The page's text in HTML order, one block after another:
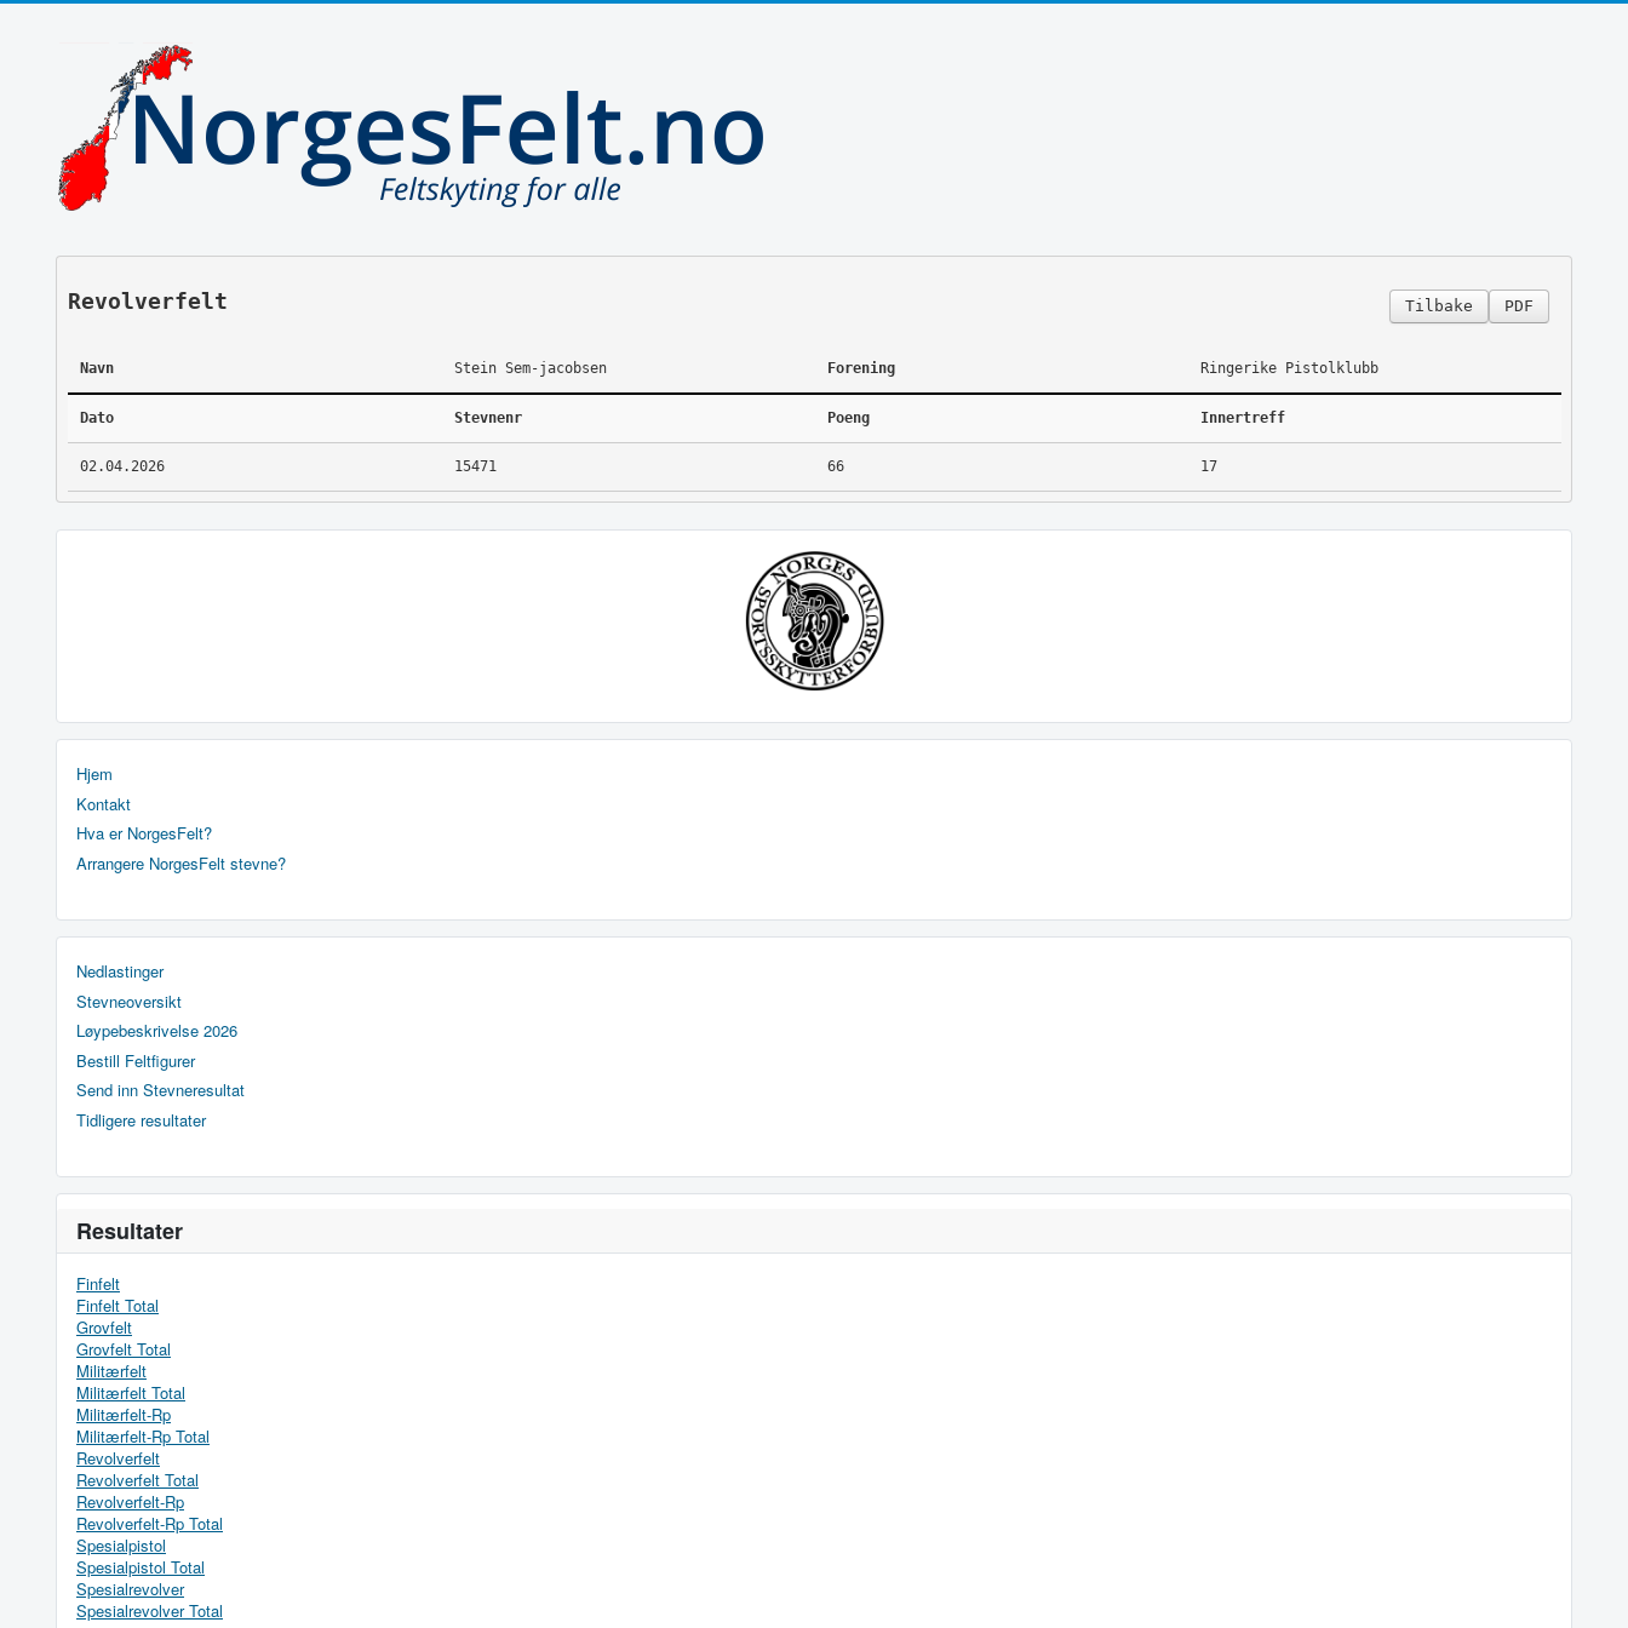
PDF
Tilbake
Revolverfelt
Navn Stein Sem-jacobsen Forening Ringerike Pistolklubb
Dato Stevnenr Poeng Innertreff
02.04.2026 15471 66 17
Hjem
Kontakt
Hva er NorgesFelt?
Arrangere NorgesFelt stevne?
Nedlastinger
Stevneoversikt
Løypebeskrivelse 2026
Bestill Feltfigurer
Send inn Stevneresultat
Tidligere resultater
Resultater
Finfelt
Finfelt Total
Grovfelt
Grovfelt Total
Militærfelt
Militærfelt Total
Militærfelt-Rp
Militærfelt-Rp Total
Revolverfelt
Revolverfelt Total
Revolverfelt-Rp
Revolverfelt-Rp Total
Spesialpistol
Spesialpistol Total
Spesialrevolver
Spesialrevolver Total